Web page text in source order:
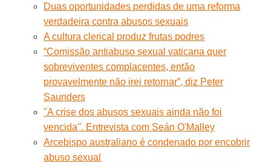
Duas oportunidades perdidas de uma reforma
verdadeira contra abusos sexuais
A cultura clerical produz frutas podres
“Comissão antiabuso sexual vaticana quer
sobreviventes complacentes, então
provavelmente não irei retornar”, diz Peter
Saunders
''A crise dos abusos sexuais ainda não foi
vencida''. Entrevista com Seán O'Malley
Arcebispo australiano é condenado por encobrir
abuso sexual